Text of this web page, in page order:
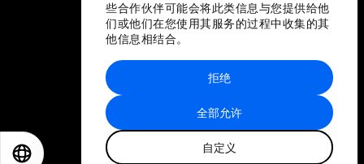
些合作伙伴可能会将此类信息与您提供给他
们或他们在您使用其服务的过程中收集的其
他信息相结合。
全部允许
自定义
拒绝
站点地图
世界经济论坛